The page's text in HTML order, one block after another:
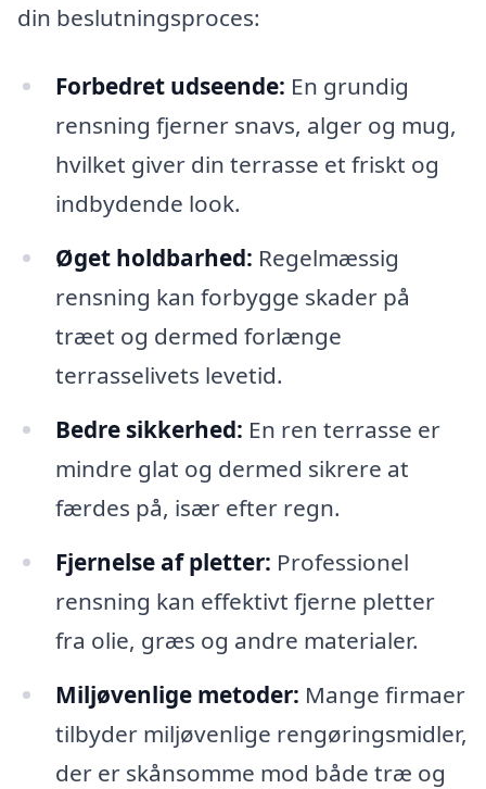
din beslutningsproces:
Forbedret udseende: En grundig
rensning fjerner snavs, alger og mug,
hvilket giver din terrasse et friskt og
indbydende look.
Øget holdbarhed: Regelmæssig
rensning kan forbygge skader på
træet og dermed forlænge
terrasselivets levetid.
Bedre sikkerhed: En ren terrasse er
mindre glat og dermed sikrere at
færdes på, især efter regn.
Fjernelse af pletter: Professionel
rensning kan effektivt fjerne pletter
fra olie, græs og andre materialer.
Miljøvenlige metoder: Mange firmaer
tilbyder miljøvenlige rengøringsmidler,
der er skånsomme mod både træ og